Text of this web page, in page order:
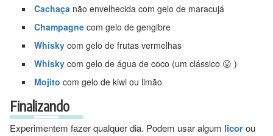
Cachaça não envelhecida com gelo de maracujá
Champagne com gelo de gengibre
Whisky com gelo de frutas vermelhas
Whisky com gelo de água de coco (um clássico 😛 )
Mojito com gelo de kiwi ou limão
Finalizando
Experimentem fazer qualquer dia. Podem usar algum licorou